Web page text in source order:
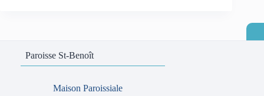
Paroisse St-Benoît
Maison Paroissiale